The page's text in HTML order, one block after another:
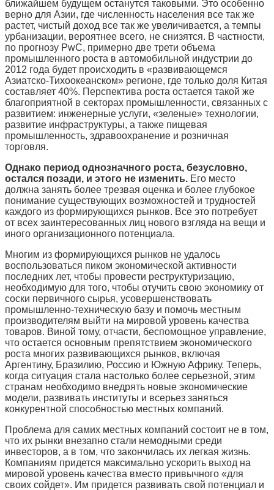
ближайшем будущем останутся таковыми. Это особенно
верно для Азии, где численность населения все так же
растет, чистый доход все так же увеличивается, а темпы
урбанизации, вероятнее всего, не снизятся. В частности,
по прогнозу PwC, примерно две трети объема
промышленного роста в автомобильной индустрии до
2012 года будет происходить в «развивающемся
Азиатско-Тихоокеанском» регионе, где только доля Китая
составляет 40%. Перспектива роста остается такой же
благоприятной в секторах промышленности, связанных с
развитием: инженерные услуги, «зеленые» технологии,
развитие инфраструктуры, а также пищевая
промышленность, здравоохранение и розничная
торговля.
Однако период однозначного роста, безусловно,
остался позади, и этого не изменить. Его место
должна занять более трезвая оценка и более глубокое
понимание существующих возможностей и трудностей
каждого из формирующихся рынков. Все это потребует
от всех заинтересованных лиц нового взгляда на вещи и
иного организационного потенциала.
Многим из формирующихся рынков не удалось
воспользоваться пиком экономической активности
последних лет, чтобы провести реструктуризацию,
необходимую для того, чтобы отучить свою экономику от
соски первичного сырья, усовершенствовать
промышленно-техническую базу и помочь местным
производителям выйти на мировой уровень качества
товаров. Виной тому, отчасти, беспомощное управление,
что остается основным препятствием экономического
роста многих развивающихся рынков, включая
Аргентину, Бразилию, Россию и Южную Африку. Теперь,
когда ситуация стала настолько более серьезной, этим
странам необходимо внедрять новые экономические
модели, развивать институты и всерьез заняться
конкурентной способностью местных компаний.
Проблема для самих местных компаний состоит не в том,
что их рынки внезапно стали немодными среди
инвесторов, а в том, что закончилась их легкая жизнь.
Компаниям придется максимально ускорить выход на
мировой уровень качества вместо привычного «для
своих сойдет». Им придется развивать свой потенциал и